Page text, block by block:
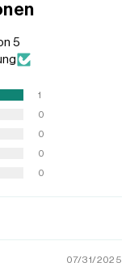
5
1
0
0
0
0
07/31/2025